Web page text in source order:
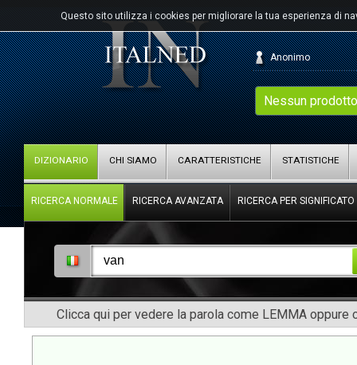
Questo sito utilizza i cookies per migliorare la tua esperienza di
Nessun
Anonimo
DIZIONARIO CHI SIAMO CARATTERISTICHE STATISTICHE
RICERCA NORMALE RICERCA AVANZATA RICERCA PER SIGNIFICATO
Clicca qui per vedere la parola come LEMMA oppure